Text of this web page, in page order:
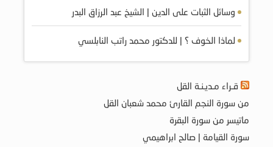
وسائل الثبات على الدين | الشيخ عبد الرزاق البدر
لماذا الخوف ؟ | للدكتور محمد راتب النابلسي
قـراء مـديـنـة القل
من سورة النجم القارئ محمد شعبان القل
ماتيسر من سورة البقرة
سورة القيامة | صالح ابراهيمي